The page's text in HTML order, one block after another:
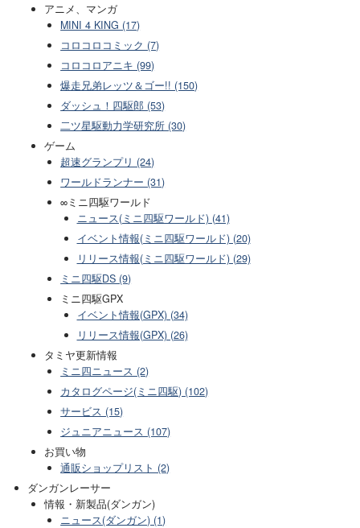
アニメ、マンガ
MINI 4 KING (17)
コロコロコミック (7)
コロコロアニキ (99)
爆走兄弟レッツ＆ゴー!! (150)
ダッシュ！四駆郎 (53)
二ツ星駆動力学研究所 (30)
ゲーム
超速グランプリ (24)
ワールドランナー (31)
∞ミニ四駆ワールド
ニュース(ミニ四駆ワールド) (41)
イベント情報(ミニ四駆ワールド) (20)
リリース情報(ミニ四駆ワールド) (29)
ミニ四駆DS (9)
ミニ四駆GPX
イベント情報(GPX) (34)
リリース情報(GPX) (26)
タミヤ更新情報
ミニ四ニュース (2)
カタログページ(ミニ四駆) (102)
サービス (15)
ジュニアニュース (107)
お買い物
通販ショップリスト (2)
ダンガンレーサー
情報・新製品(ダンガン)
ニュース(ダンガン) (1)